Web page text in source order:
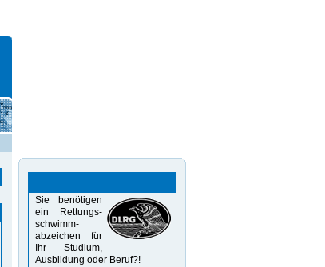
Sie benötigen
ein Rettungs-
schwimm-
abzeichen für
Ihr Studium,
Aus­bildung oder Beruf?!